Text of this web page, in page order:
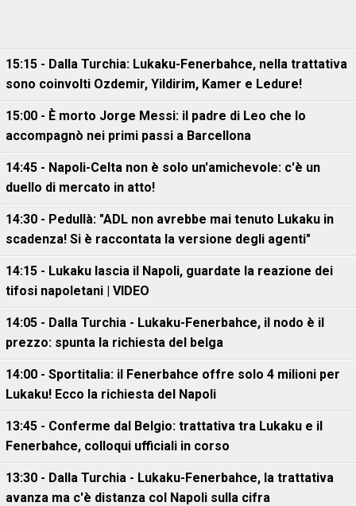
15:15 - Dalla Turchia: Lukaku-Fenerbahce, nella trattativa
sono coinvolti Ozdemir, Yildirim, Kamer e Ledure!
15:00 - È morto Jorge Messi: il padre di Leo che lo
accompagnò nei primi passi a Barcellona
14:45 - Napoli-Celta non è solo un'amichevole: c'è un
duello di mercato in atto!
14:30 - Pedullà: "ADL non avrebbe mai tenuto Lukaku in
scadenza! Si è raccontata la versione degli agenti"
14:15 - Lukaku lascia il Napoli, guardate la reazione dei
tifosi napoletani | VIDEO
14:05 - Dalla Turchia - Lukaku-Fenerbahce, il nodo è il
prezzo: spunta la richiesta del belga
14:00 - Sportitalia: il Fenerbahce offre solo 4 milioni per
Lukaku! Ecco la richiesta del Napoli
13:45 - Conferme dal Belgio: trattativa tra Lukaku e il
Fenerbahce, colloqui ufficiali in corso
13:30 - Dalla Turchia - Lukaku-Fenerbahce, la trattativa
avanza ma c'è distanza col Napoli sulla cifra